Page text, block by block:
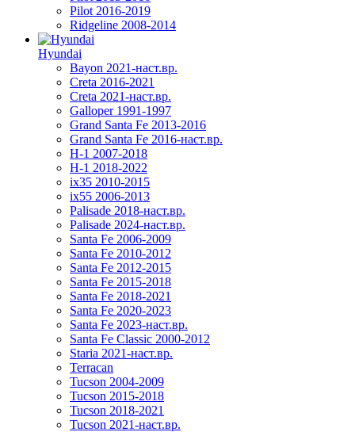
Pilot 2016-2019
Ridgeline 2008-2014
Hyundai
Bayon 2021-наст.вр.
Creta 2016-2021
Creta 2021-наст.вр.
Galloper 1991-1997
Grand Santa Fe 2013-2016
Grand Santa Fe 2016-наст.вр.
H-1 2007-2018
H-1 2018-2022
ix35 2010-2015
ix55 2006-2013
Palisade 2018-наст.вр.
Palisade 2024-наст.вр.
Santa Fe 2006-2009
Santa Fe 2010-2012
Santa Fe 2012-2015
Santa Fe 2015-2018
Santa Fe 2018-2021
Santa Fe 2020-2023
Santa Fe 2023-наст.вр.
Santa Fe Classic 2000-2012
Staria 2021-наст.вр.
Terracan
Tucson 2004-2009
Tucson 2015-2018
Tucson 2018-2021
Tucson 2021-наст.вр.